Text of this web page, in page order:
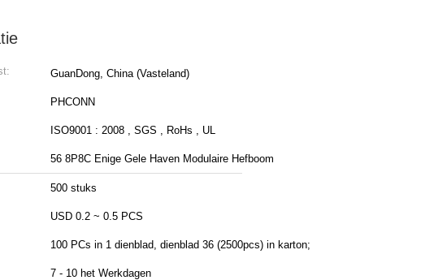
GuanDong, China (Vasteland)
PHCONN
ISO9001 : 2008 , SGS , RoHs , UL
56 8P8C Enige Gele Haven Modulaire Hefboom
500 stuks
USD 0.2 ~ 0.5 PCS
100 PCs in 1 dienblad, dienblad 36 (2500pcs) in karton;
7 - 10 het Werkdagen